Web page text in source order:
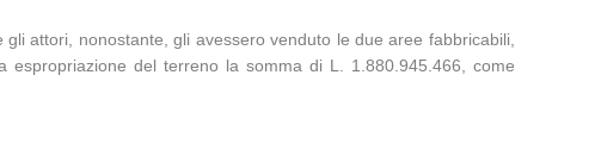
attori, nonostante, gli avessero venduto le due aree fabbricabili,
del terreno la somma di L. 1.880.945.466, come